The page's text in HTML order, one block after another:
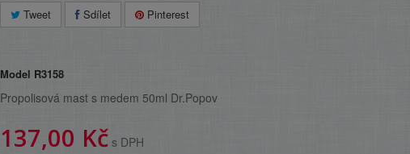
Tweet Sdílet Pinterest
Model R3158
Propolisová mast s medem 50ml Dr.Popov
137,00 Kč s DPH